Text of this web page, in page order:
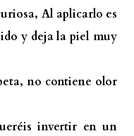
Al aplicarlo es
y deja la piel muy
no contiene olor
invertir en un